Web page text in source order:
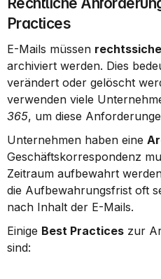
Practices
E-Mails müssen
archiviert werden. Dies
verändert oder gelöscht
verwenden viele
365, um diese
Unternehmen haben eine
Geschäftskorrespondenz
Zeitraum aufbewahrt
die Aufbewahrungsfrist oft
nach Inhalt der E-Mails.
Einige Best Practices zur
sind: